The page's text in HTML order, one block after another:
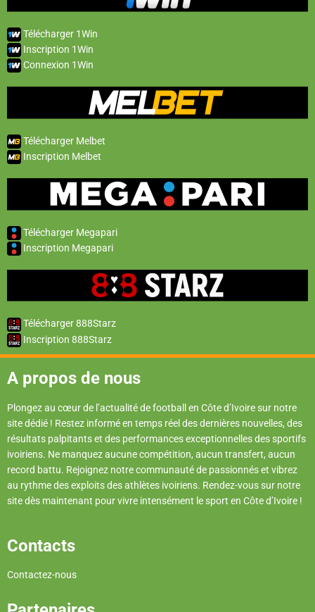
Télécharger 1Win
Inscription 1Win
Connexion 1Win
Télécharger Melbet
Inscription Melbet
Télécharger Megapari
Inscription Megapari
Télécharger 888Starz
Inscription 888Starz
A propos de nous
Plongez au cœur de l’actualité de football en Côte d’Ivoire sur notre
site dédié ! Restez informé en temps réel des dernières nouvelles, des
résultats palpitants et des performances exceptionnelles des sportifs
ivoiriens. Ne manquez aucune compétition, aucun transfert, aucun
record battu. Rejoignez notre communauté de passionnés et vibrez
au rythme des exploits des athlètes ivoiriens. Rendez-vous sur notre
site dès maintenant pour vivre intensément le sport en Côte d’Ivoire !
Contacts
Contactez-nous